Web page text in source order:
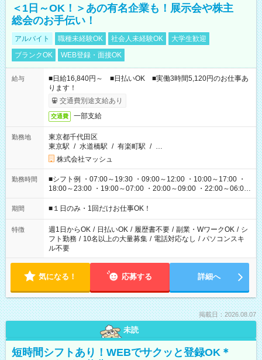
＜1日～OK！＞あの有名企業も！展示会や株主
総会のお手伝い！
アルバイト 職種未経験OK 社会人未経験OK
大学生歓迎
ブランクOK
WEB登録・面接OK
給与
■日給16,840円～ ■日払いOK ■実働3時間5,120円のお仕事あ
ります！
交通費別途支給あり
交通費 一部支給
勤務地
東京都千代田区
東京駅 / 水道橋駅 / 有楽町駅 / …
株式会社マッシュ
勤務時間
■シフト例 ・07:00～19:30 ・09:00～12:00 ・10:00～17:00 ・
18:00～23:00 ・19:00～07:00 ・20:00～09:00 ・22:00～06:00
etc ★最短で3時間で5,120円のお仕事から 15時間で2万円近く稼
げるお仕事も！ ご希望のお時間に合わせてご紹介！ ※シフトは
ください！
期間 ■１日のみ・1回だけお仕事OK！
特徴 週1日からOK / 日払いOK / 履歴書不要 / 副業・WワークOK / シ
フト勤務 / 10名以上の大量募集 / 電話対応なし / パソコンスキ
ル不要
気になる！ 応募する 詳細へ
掲載日：2026.08.07
未読
短時間シフトあり！WEBでサクッと登録OK＊